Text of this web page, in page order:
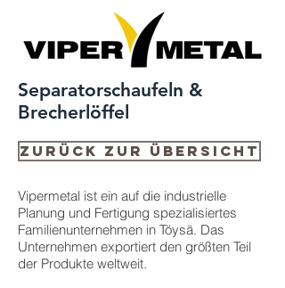
Separatorschaufeln &
Brecherlöffel
Zurück zur Übersicht
Vipermetal ist ein auf die industrielle
Planung und Fertigung spezialisiertes
Familienunternehmen in Töysä. Das
Unternehmen exportiert den größten Teil
der Produkte weltweit.